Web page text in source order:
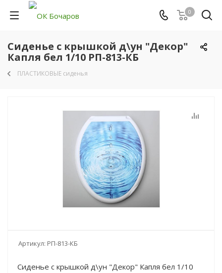
0
Сиденье с крышкой д\ун "Декор"
Капля бел 1/10 РП-813-КБ
ПЛАСТИКОВЫЕ сиденья
Артикул: РП-813-КБ
Сиденье с крышкой д\ун "Декор" Капля бел 1/10